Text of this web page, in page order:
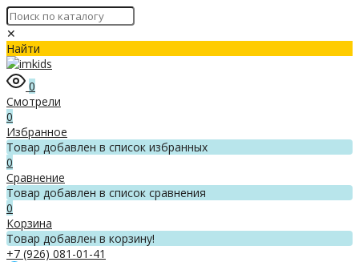
✕
Найти
0
Смотрели
0
Избранное
Товар добавлен в список избранных
0
Сравнение
Товар добавлен в список сравнения
0
Корзина
Товар добавлен в корзину!
+7 (926) 081-01-41